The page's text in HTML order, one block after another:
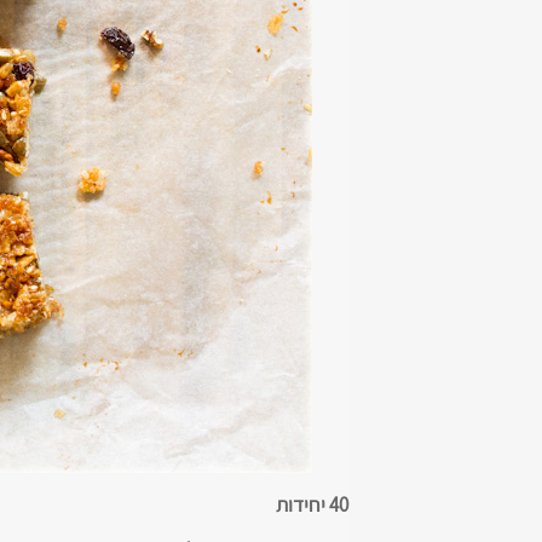
40 יחידות